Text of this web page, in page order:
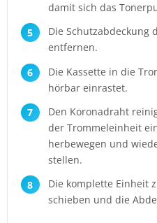
damit sich das
Die Schutzabdeckung
entfernen.
Die Kassette in die
hörbar einrastet.
Den Koronadraht
der Trommeleinheit
herbewegen und
stellen.
Die komplette Einheit
schieben und die